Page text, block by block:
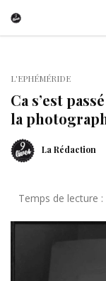
L'EPHÉMÉRIDE
Ca s’est
la
La Rédaction